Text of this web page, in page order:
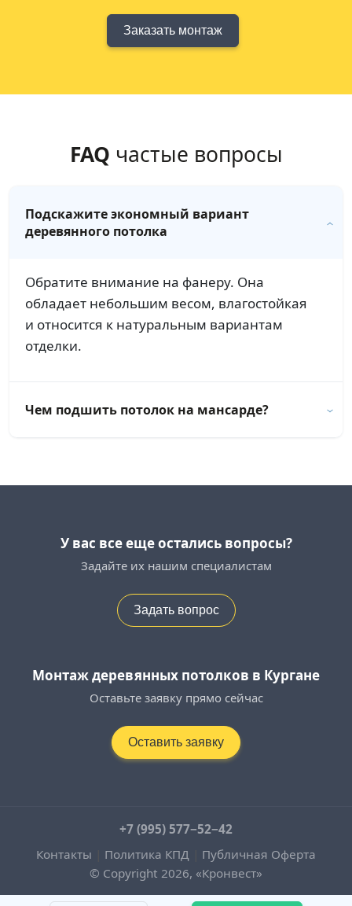
Заказать монтаж
FAQ частые вопросы
Подскажите экономный вариант
деревянного потолка
Обратите внимание на фанеру. Она
обладает небольшим весом, влагостойкая
и относится к натуральным вариантам
отделки.
Чем подшить потолок на мансарде?
У вас все еще остались вопросы?
Задайте их нашим специалистам
Задать вопрос
Монтаж деревянных потолков в Кургане
Оставьте заявку прямо сейчас
Оставить заявку
© Copyright 2026, «Кронвест»
+7 (995) 577−52−42
Контакты
Политика КПД Публичная Оферта